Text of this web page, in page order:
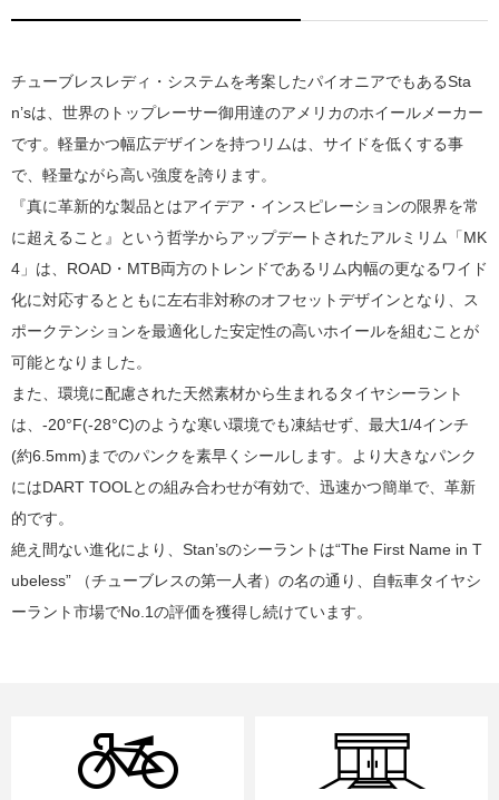
チューブレスレディ・システムを考案したパイオニアでもあるSta
n’sは、世界のトップレーサー御用達のアメリカのホイールメーカー
です。軽量かつ幅広デザインを持つリムは、サイドを低くする事
で、軽量ながら高い強度を誇ります。
『真に革新的な製品とはアイデア・インスピレーションの限界を常
に超えること』という哲学からアップデートされたアルミリム「MK
4」は、ROAD・MTB両方のトレンドであるリム内幅の更なるワイド
化に対応するとともに左右非対称のオフセットデザインとなり、ス
ポークテンションを最適化した安定性の高いホイールを組むことが
可能となりました。
また、環境に配慮された天然素材から生まれるタイヤシーラント
は、-20°F(-28°C)のような寒い環境でも凍結せず、最大1/4インチ
(約6.5mm)までのパンクを素早くシールします。より大きなパンク
にはDART TOOLとの組み合わせが有効で、迅速かつ簡単で、革新
的です。
絶え間ない進化により、Stan’sのシーラントは“The First Name in T
ubeless” （チューブレスの第一人者）の名の通り、自転車タイヤシ
ーラント市場でNo.1の評価を獲得し続けています。